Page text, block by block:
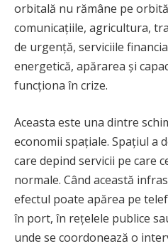
orbitală nu rămâne pe
comunicațiile, agricultura,
de urgență, serviciile
energetică, apărarea și
funcționa în crize.
Aceasta este una dintre
economii spațiale. Spațiul a
care depind servicii pe care
normale. Când această
efectul poate apărea pe
în port, în rețelele publice
unde se coordonează o